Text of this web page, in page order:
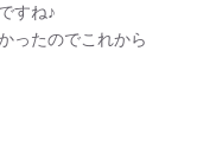
すね♪
ったのでこれから